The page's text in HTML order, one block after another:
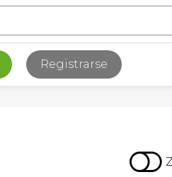
Registrarse
